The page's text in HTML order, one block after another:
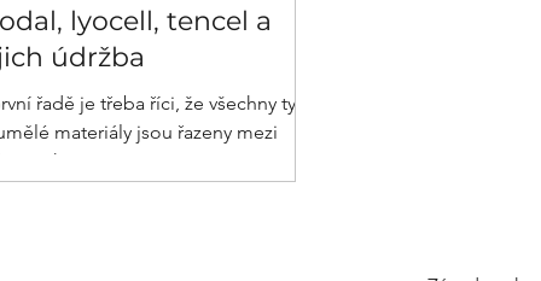
lyocell, tencel a
údržba
řadě je třeba říci, že všechny tyto
materiály jsou řazeny mezi
viskózové, a to proto, že je jejich